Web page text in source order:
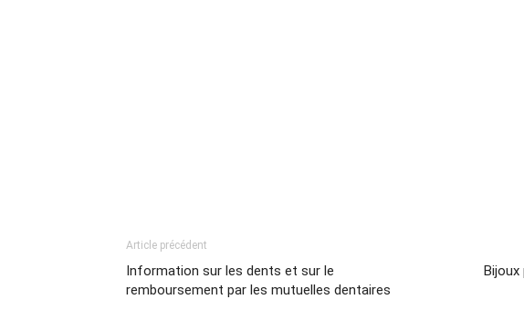
Article précédent
Information sur les dents et sur le
remboursement par les mutuelles dentaires